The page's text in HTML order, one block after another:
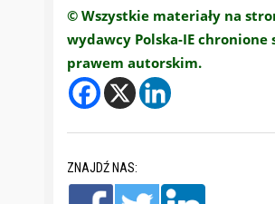
© Wszystkie materiały na
wydawcy Polska-IE chronione
prawem autorskim.
ZNAJDŹ NAS: